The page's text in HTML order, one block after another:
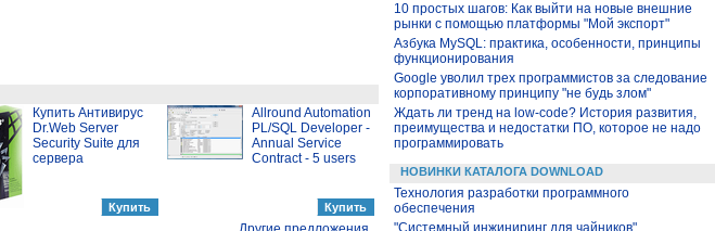
Купить Антивирус
Dr.Web Server
Security Suite для
сервера
Allround Automation
PL/SQL Developer -
Annual Service
Contract - 5 users
10 простых шагов: Как выйти на новые внешние
рынки с помощью платформы "Мой экспорт"
Азбука MySQL: практика, особенности, принципы
функционирования
Google уволил трех программистов за следование
корпоративному принципу "не будь злом"
Ждать ли тренд на low-code? История развития,
преимущества и недостатки ПО, которое не надо
программировать
НОВИНКИ КАТАЛОГА DOWNLOAD
Технология разработки программного
обеспечения
"Системный инжиниринг для чайников"